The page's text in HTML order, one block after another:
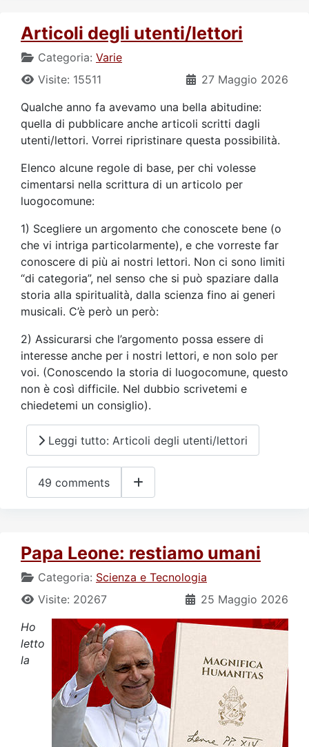
Articoli degli utenti/lettori
Categoria: Varie
27 Maggio 2026
Visite: 15511
Qualche anno fa avevamo una bella abitudine:
quella di pubblicare anche articoli scritti dagli
utenti/lettori. Vorrei ripristinare questa possibilità.
Elenco alcune regole di base, per chi volesse
cimentarsi nella scrittura di un articolo per
luogocomune:
1) Scegliere un argomento che conoscete bene (o
che vi intriga particolarmente), e che vorreste far
conoscere di più ai nostri lettori. Non ci sono limiti
“di categoria”, nel senso che si può spaziare dalla
storia alla spiritualità, dalla scienza fino ai generi
musicali. C’è però un però:
2) Assicurarsi che l’argomento possa essere di
interesse anche per i nostri lettori, e non solo per
voi. (Conoscendo la storia di luogocomune, questo
non è così difficile. Nel dubbio scrivetemi e
chiedetemi un consiglio).
Leggi tutto: Articoli degli utenti/lettori
49 comments
Papa Leone: restiamo umani
Categoria: Scienza e Tecnologia
25 Maggio 2026
Visite: 20267
Ho
letto
la